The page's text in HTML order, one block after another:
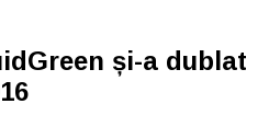
și-a dublat